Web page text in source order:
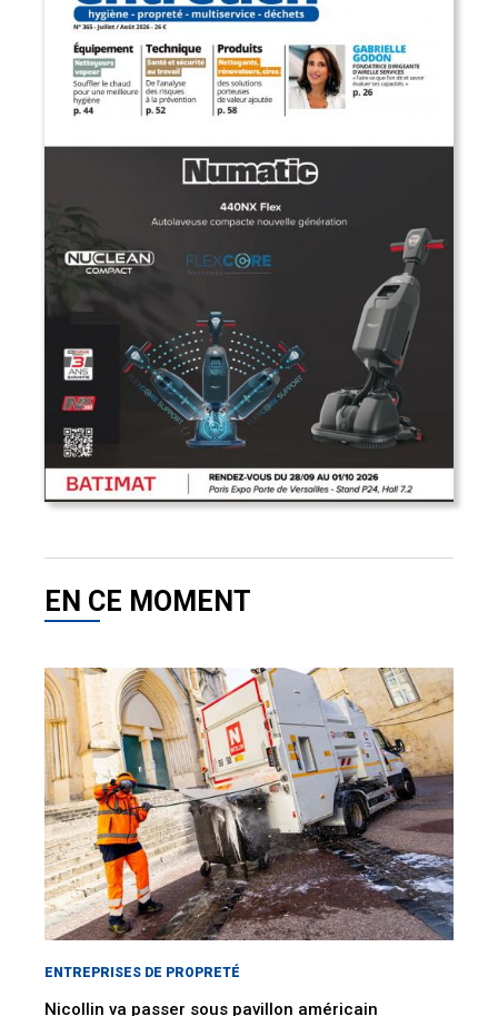
EN CE MOMENT
ENTREPRISES DE PROPRETÉ
Nicollin va passer sous pavillon américain